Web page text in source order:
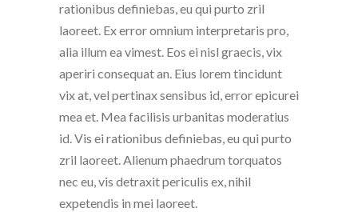
rationibus definiebas, eu qui purto zril
laoreet. Ex error omnium interpretaris pro,
alia illum ea vimest. Eos ei nisl graecis, vix
aperiri consequat an. Eius lorem tincidunt
vix at, vel pertinax sensibus id, error epicurei
mea et. Mea facilisis urbanitas moderatius
id. Vis ei rationibus definiebas, eu qui purto
zril laoreet. Alienum phaedrum torquatos
nec eu, vis detraxit periculis ex, nihil
expetendis in mei laoreet.